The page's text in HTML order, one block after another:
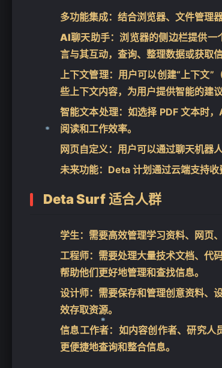
多功能集成：结合浏览器、文件管理
AI聊天助手：浏览器的侧边栏提供
言与其互动，查询、整理数据或获取信
上下文管理：用户可以创建“上下文”
些上下文内容，为用户提供智能的建议
智能文本处理：如选择 PDF 文本时
阅读和工作效率。
网页自定义：用户可以通过聊天机器
未来功能：Deta 计划通过云端支持收
Deta Surf适合人群
学生：需要高效管理学习资料、网页
工程师：需要处理大量技术文档、代
帮助他们更好地管理和查找信息。
设计师：需要保存和管理创意资料、
效存取资源。
信息工作者：如内容创作者、研究
更便捷地查询和整合信息。
❄
❄
❄